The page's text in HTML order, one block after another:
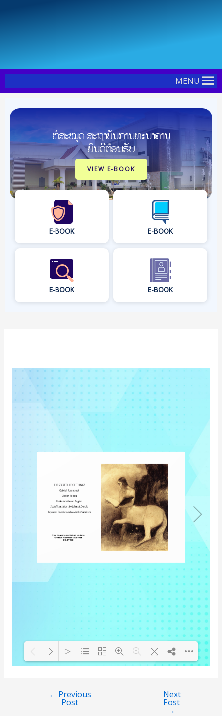
MENU
ຫໍສະໝຸດ ສະຖາບັນການທະນາຄານ
ຍິນດີຕ້ອນຮັບ
VIEW E-BOOK
E-BOOK E-BOOK
E-BOOK E-BOOK
← Previous
Post
Next
Post
→